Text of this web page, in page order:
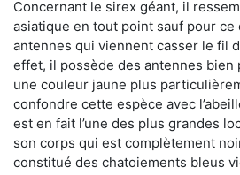
Concernant le sirex géant, il
asiatique en tout point sauf pour ce
antennes qui viennent casser le fil
effet, il possède des antennes bien
une couleur jaune plus
confondre cette espèce avec
est en fait l’une des plus grandes
son corps qui est complètement
constitué des chatoiements bleus